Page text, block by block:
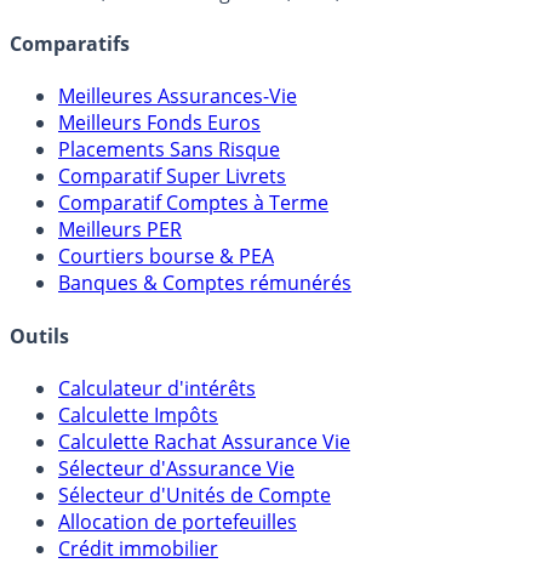
Comparatifs
Meilleures Assurances-Vie
Meilleurs Fonds Euros
Placements Sans Risque
Comparatif Super Livrets
Comparatif Comptes à Terme
Meilleurs PER
Courtiers bourse & PEA
Banques & Comptes rémunérés
Outils
Calculateur d'intérêts
Calculette Impôts
Calculette Rachat Assurance Vie
Sélecteur d'Assurance Vie
Sélecteur d'Unités de Compte
Allocation de portefeuilles
Crédit immobilier